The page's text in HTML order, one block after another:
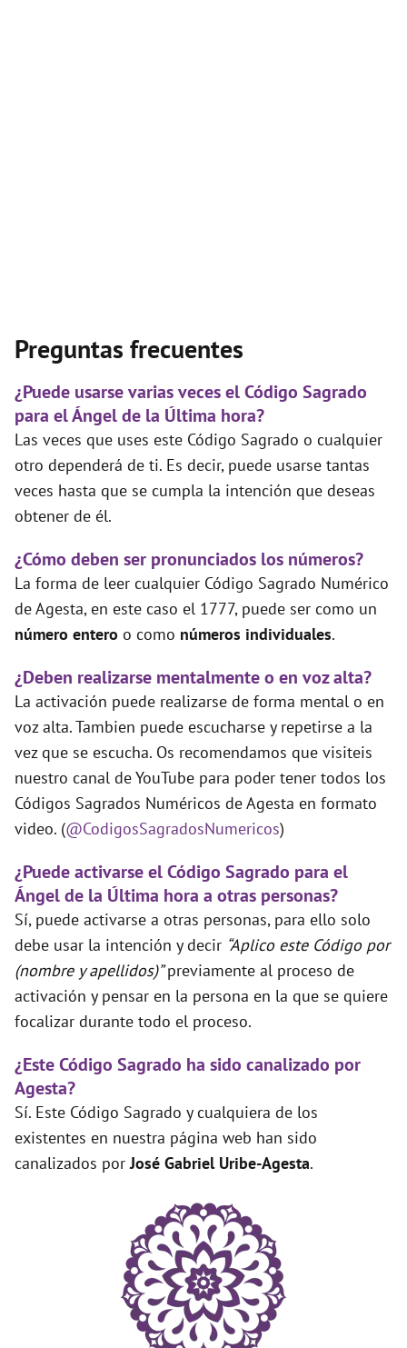
Preguntas frecuentes
¿Puede usarse varias veces el Código Sagrado
para el Ángel de la Última hora?
Las veces que uses este Código Sagrado o cualquier
otro dependerá de ti. Es decir, puede usarse tantas
veces hasta que se cumpla la intención que deseas
obtener de él.
¿Cómo deben ser pronunciados los números?
La forma de leer cualquier Código Sagrado Numérico
de Agesta, en este caso el 1777, puede ser como un
número entero o como números individuales.
¿Deben realizarse mentalmente o en voz alta?
La activación puede realizarse de forma mental o en
voz alta. Tambien puede escucharse y repetirse a la
vez que se escucha. Os recomendamos que visiteis
nuestro canal de YouTube para poder tener todos los
Códigos Sagrados Numéricos de Agesta en formato
video. (@CodigosSagradosNumericos)
¿Puede activarse el Código Sagrado para el
Ángel de la Última hora a otras personas?
Sí, puede activarse a otras personas, para ello solo
debe usar la intención y decir “Aplico este Código por
(nombre y apellidos)”previamente al proceso de
activación y pensar en la persona en la que se quiere
focalizar durante todo el proceso.
¿Este Código Sagrado ha sido canalizado por
Agesta?
Sí. Este Código Sagrado y cualquiera de los
existentes en nuestra página web han sido
canalizados porJosé Gabriel Uribe-Agesta.